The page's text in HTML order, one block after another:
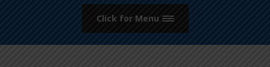
Click for Menu